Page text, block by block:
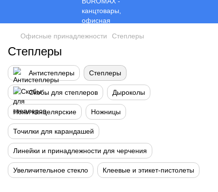
Офисные принадлежности Степлеры
Степлеры
Антистеплеры Степлеры
Скобы для степлеров Дыроколы
Ножи канцелярские Ножницы
Точилки для карандашей
Линейки и принадлежности для черчения
Увеличительное стекло Клеевые и этикет-пистолеты